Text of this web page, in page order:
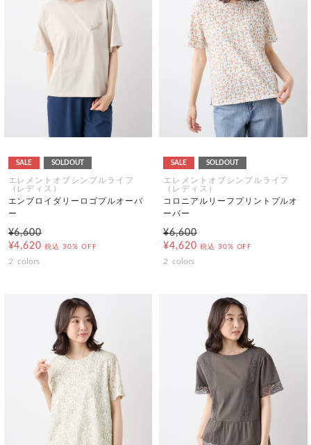
SALE SOLDOUT
エレメントオブシンプルライフ
（レディス）
エンブロイダリーロゴプルオーバ
ー
¥6,600
¥4,620 税込 30% OFF
2 colors
SALE SOLDOUT
エレメントオブシンプルライフ
（レディス）
コロニアルリーフプリントプルオ
ーバー
¥6,600
¥4,620 税込 30% OFF
2 colors